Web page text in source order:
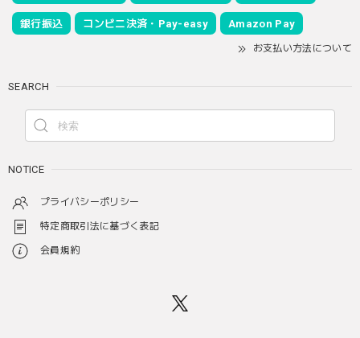
銀行振込 コンビニ決済・Pay-easy Amazon Pay
お支払い方法について
SEARCH
NOTICE
プライバシーポリシー
特定商取引法に基づく表記
会員規約